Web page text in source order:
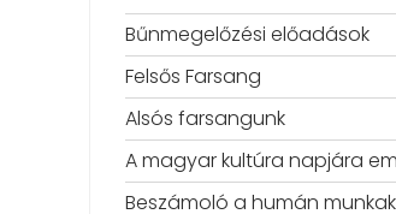
Bűnmegelőzési előadások
Felsős Farsang
Alsós farsangunk
A magyar kultúra napjára
Beszámoló a humán